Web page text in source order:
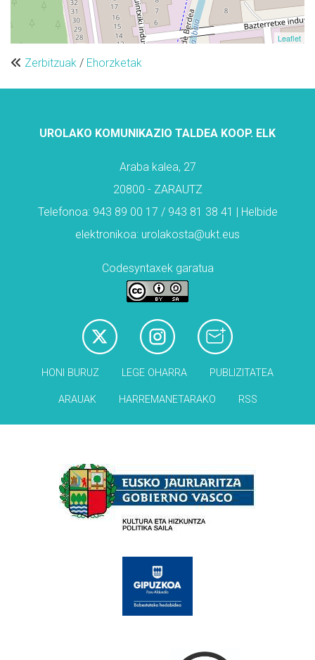
Leaflet
Zerbitzuak / Ehorzketak
UROLAKO KOMUNIKAZIO TALDEA KOOP. ELK
Araba kalea, 27
20800 - ZARAUTZ
Telefonoa: 943 89 00 17 / 943 81 38 41 | Helbide
elektronikoa: urolakosta@ukt.eus
Codesyntaxek garatua
HONI BURUZ LEGE OHARRA PUBLIZITATEA
ARAUAK HARREMANETARAKO RSS